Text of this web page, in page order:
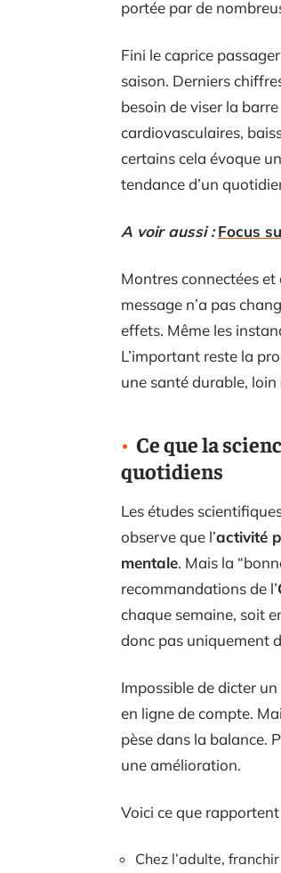
portée par de
Fini le caprice
saison. Derniers
besoin de viser la
cardiovasculaires,
certains cela évoque
tendance d’un
A voir aussi : Focus
Montres connectées
message n’a pas
effets. Même les
L’important reste la
une santé durable,
Ce que la
quotidiens
Les études
observe que l’activité
mentale. Mais la
recommandations de l’
chaque semaine, soit
donc pas uniquement
Impossible de dicter
en ligne de compte.
pèse dans la balance.
une amélioration.
Voici ce que
Chez l’adulte,